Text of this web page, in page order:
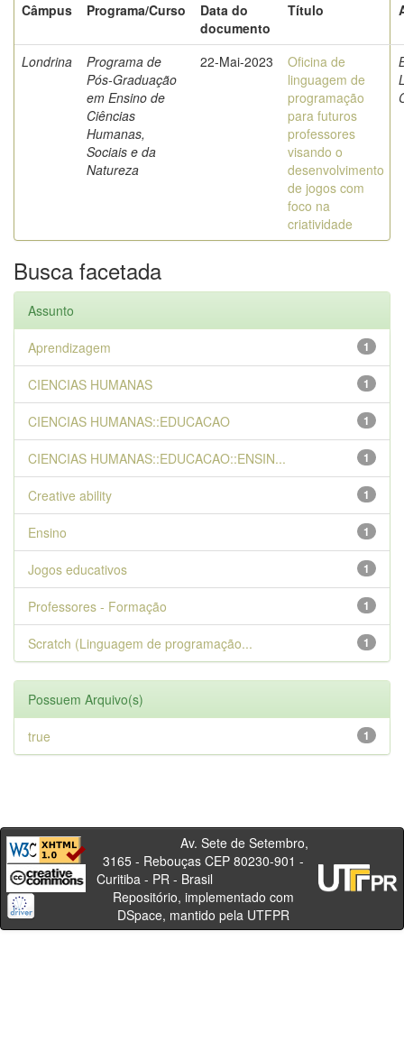
Câmpus
Programa/Curso
Data do
documento
Título
Londrina
Programa de
Pós-Graduação
em Ensino de
Ciências
Humanas,
Sociais e da
Natureza
22-Mai-2023
Oficina de
linguagem de
programação
para futuros
professores
visando o
desenvolvimento
de jogos com
foco na
criatividade
Busca facetada
Assunto
1
Aprendizagem
1
CIENCIAS HUMANAS
1
CIENCIAS HUMANAS::EDUCACAO
1
CIENCIAS HUMANAS::EDUCACAO::ENSIN...
1
Creative ability
1
Ensino
1
Jogos educativos
1
Professores - Formação
1
Scratch (Linguagem de programação...
Possuem Arquivo(s)
1
true
Av. Sete de Setembro,
3165 - Rebouças CEP 80230-901 -
Curitiba - PR - Brasil
Repositório, implementado com
DSpace, mantido pela UTFPR